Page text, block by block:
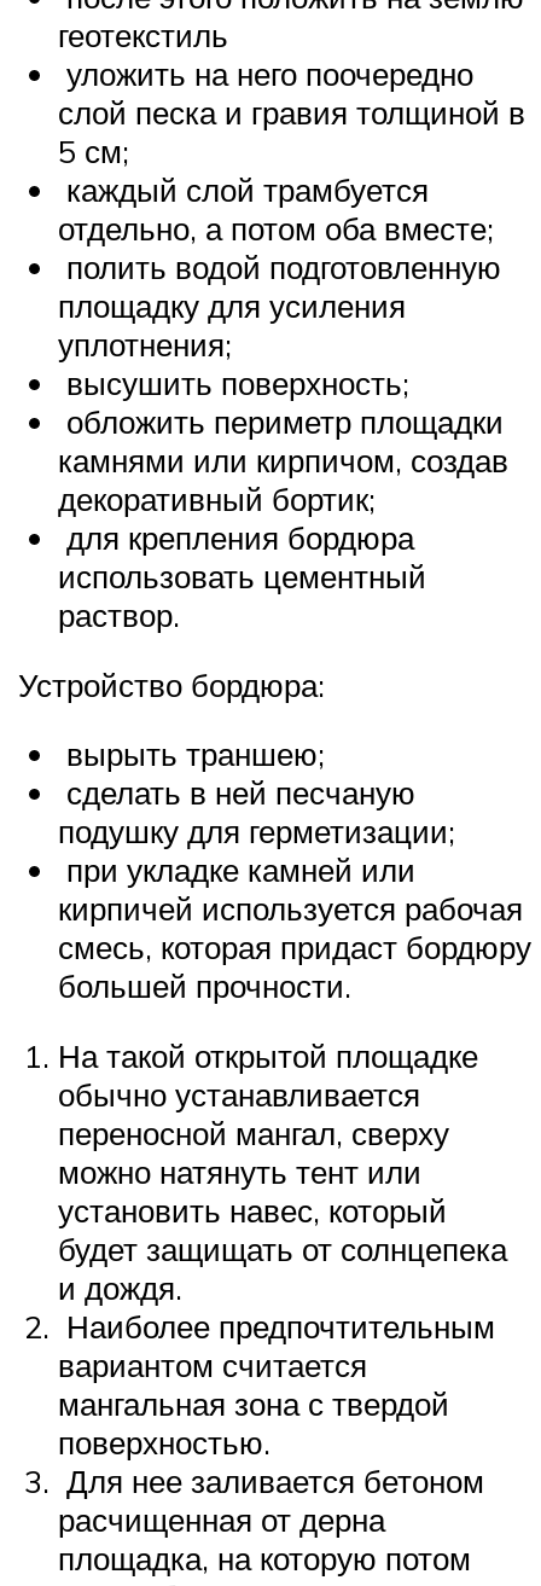
геотекстиль
уложить на него поочередно
слой песка и гравия толщиной в
5 см;
каждый слой трамбуется
отдельно, а потом оба вместе;
полить водой подготовленную
площадку для усиления
уплотнения;
высушить поверхность;
обложить периметр площадки
камнями или кирпичом, создав
декоративный бортик;
для крепления бордюра
использовать цементный
раствор.
Устройство бордюра:
вырыть траншею;
сделать в ней песчаную
подушку для герметизации;
при укладке камней или
кирпичей используется рабочая
смесь, которая придаст бордюру
большей прочности.
На такой открытой площадке
обычно устанавливается
переносной мангал, сверху
можно натянуть тент или
установить навес, который
будет защищать от солнцепека
и дождя.
Наиболее предпочтительным
вариантом считается
мангальная зона с твердой
поверхностью.
Для нее заливается бетоном
расчищенная от дерна
площадка, на которую потом